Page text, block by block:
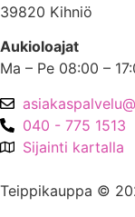
39820 Kihniö
Aukioloajat
Ma – Pe 08:00 –
040 - 775 1513
Sijainti kartalla
Teippikauppa ©